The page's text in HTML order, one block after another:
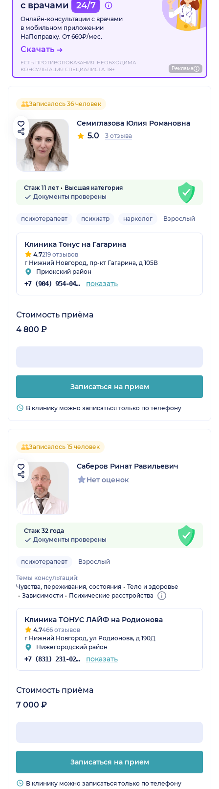
с врачами
24/7
Онлайн-консультации с врачами
в мобильном приложении
НаПоправку. От 660₽/мес.
Скачать
ЕСТЬ ПРОТИВОПОКАЗАНИЯ. НЕОБХОДИМА
КОНСУЛЬТАЦИЯ СПЕЦИАЛИСТА. 18+
Реклама
Записалось 36 человек
Семиглазова Юлия Романовна
5.0 3 отзыва
Стаж 11 лет
Высшая категория
Документы проверены
психотерапевт психиатр нарколог Взрослый
Клиника Тонус на Гагарина
4.7219 отзывов
г Нижний Новгород, пр-кт Гагарина, д 105В
Приокский район
+7 (904) 954-04-36 показать
Стоимость приёма
4 800 ₽
Записаться на прием
В клинику можно записаться только по телефону
Записалось 15 человек
Саберов Ринат Равильевич
Нет оценок
Стаж 32 года
Документы проверены
психотерапевт Взрослый
Темы консультаций:
Чувства, переживания, состояния
Тело и здоровье
Зависимости
Психические расстройства
Клиника ТОНУС ЛАЙФ на Родионова
4.7466 отзывов
г Нижний Новгород, ул Родионова, д 190Д
Нижегородский район
+7 (831) 231-02-35 показать
Стоимость приёма
7 000 ₽
Записаться на прием
В клинику можно записаться только по телефону